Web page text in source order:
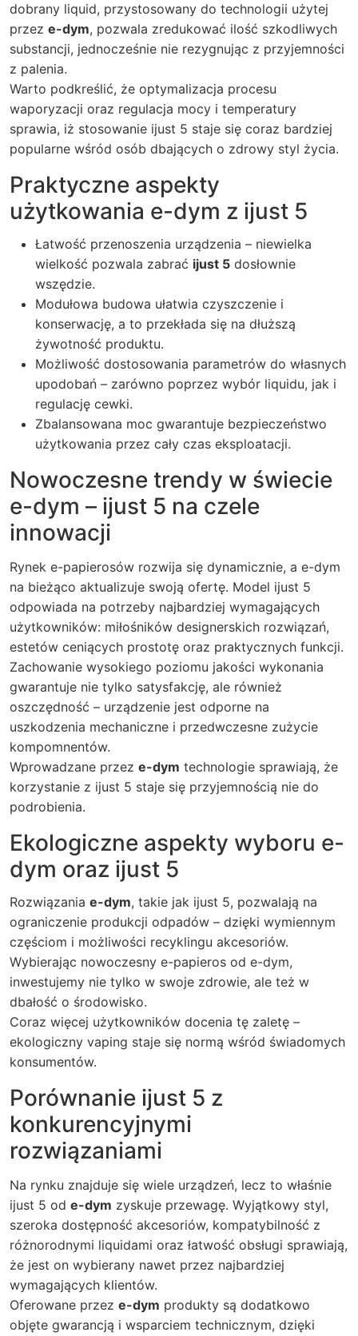
dobrany liquid, przystosowany do technologii użytej
przez e-dym, pozwala zredukować ilość szkodliwych
substancji, jednocześnie nie rezygnując z przyjemności
z palenia.
Warto podkreślić, że optymalizacja procesu
waporyzacji oraz regulacja mocy i temperatury
sprawia, iż stosowanie ijust 5 staje się coraz bardziej
popularne wśród osób dbających o zdrowy styl życia.
Praktyczne aspekty
użytkowania e-dym z ijust 5
Łatwość przenoszenia urządzenia – niewielka
wielkość pozwala zabrać ijust 5 dosłownie
wszędzie.
Modułowa budowa ułatwia czyszczenie i
konserwację, a to przekłada się na dłuższą
żywotność produktu.
Możliwość dostosowania parametrów do własnych
upodobań – zarówno poprzez wybór liquidu, jak i
regulację cewki.
Zbalansowana moc gwarantuje bezpieczeństwo
użytkowania przez cały czas eksploatacji.
Nowoczesne trendy w świecie
e-dym – ijust 5 na czele
innowacji
Rynek e-papierosów rozwija się dynamicznie, a e-dym
na bieżąco aktualizuje swoją ofertę. Model ijust 5
odpowiada na potrzeby najbardziej wymagających
użytkowników: miłośników designerskich rozwiązań,
estetów ceniących prostotę oraz praktycznych funkcji.
Zachowanie wysokiego poziomu jakości wykonania
gwarantuje nie tylko satysfakcję, ale również
oszczędność – urządzenie jest odporne na
uszkodzenia mechaniczne i przedwczesne zużycie
kompomnentów.
Wprowadzane przez e-dym technologie sprawiają, że
korzystanie z ijust 5 staje się przyjemnością nie do
podrobienia.
Ekologiczne aspekty wyboru e-
dym oraz ijust 5
Rozwiązania e-dym, takie jak ijust 5, pozwalają na
ograniczenie produkcji odpadów – dzięki wymiennym
częściom i możliwości recyklingu akcesoriów.
Wybierając nowoczesny e-papieros od e-dym,
inwestujemy nie tylko w swoje zdrowie, ale też w
dbałość o środowisko.
Coraz więcej użytkowników docenia tę zaletę –
ekologiczny vaping staje się normą wśród świadomych
konsumentów.
Porównanie ijust 5 z
konkurencyjnymi
rozwiązaniami
Na rynku znajduje się wiele urządzeń, lecz to właśnie
ijust 5 od e-dym zyskuje przewagę. Wyjątkowy styl,
szeroka dostępność akcesoriów, kompatybilność z
różnorodnymi liquidami oraz łatwość obsługi sprawiają,
że jest on wybierany nawet przez najbardziej
wymagających klientów.
Oferowane przez e-dym produkty są dodatkowo
objęte gwarancją i wsparciem technicznym, dzięki